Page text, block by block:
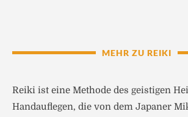
MEHR ZU REIKI
Reiki ist eine Methode des geistigen
Handauflegen, die von dem Japaner